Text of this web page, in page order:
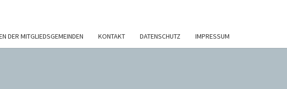
DER MITGLIEDSGEMEINDEN KONTAKT DATENSCHUTZ IMPRESSUM